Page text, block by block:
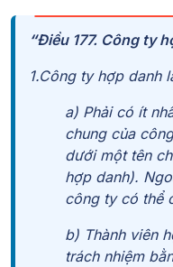
“Điều 177. Công ty
1.Công ty hợp danh
a) Phải có ít
chung của
dưới một tên
hợp danh).
công ty có thể
b) Thành viên
trách nhiệm